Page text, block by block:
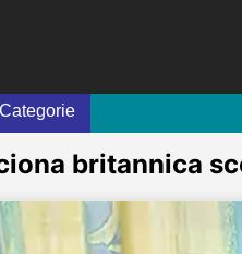
Categorie
britannica